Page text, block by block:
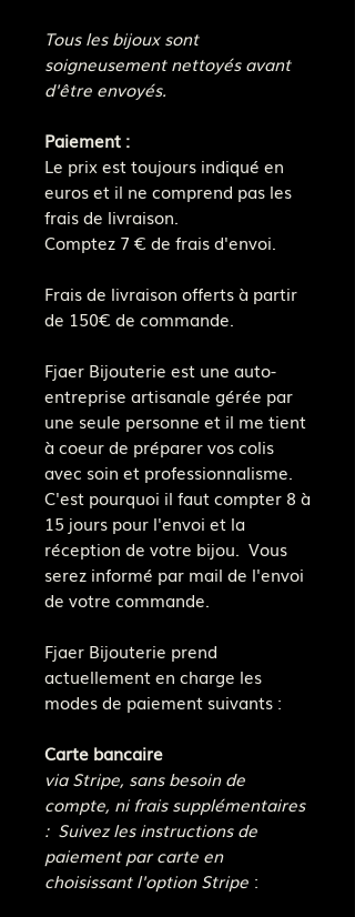
Tous les bijoux sont
soigneusement nettoyés avant
d'être envoyés.
Paiement :
Le prix est toujours indiqué en
euros et il ne comprend pas les
frais de livraison.
Comptez 7 € de frais d'envoi.
Frais de livraison offerts à partir
de 150€ de commande.
Fjaer Bijouterie est une auto-
entreprise artisanale gérée par
une seule personne et il me tient
à coeur de préparer vos colis
avec soin et professionnalisme.
C'est pourquoi il faut compter 8 à
15 jours pour l'envoi et la
réception de votre bijou. Vous
serez informé par mail de l'envoi
de votre commande.
Fjaer Bijouterie prend
actuellement en charge les
modes de paiement suivants :
Carte bancaire
via Stripe, sans besoin de
compte, ni frais supplémentaires
: Suivez les instructions de
paiement par carte en
choisissant l'option Stripe :